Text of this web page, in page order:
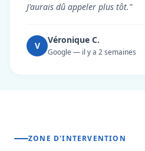
J'aurais dû appeler plus tôt."
V
Véronique C.
Google — il y a 2 semaines
ZONE D'INTERVENTION